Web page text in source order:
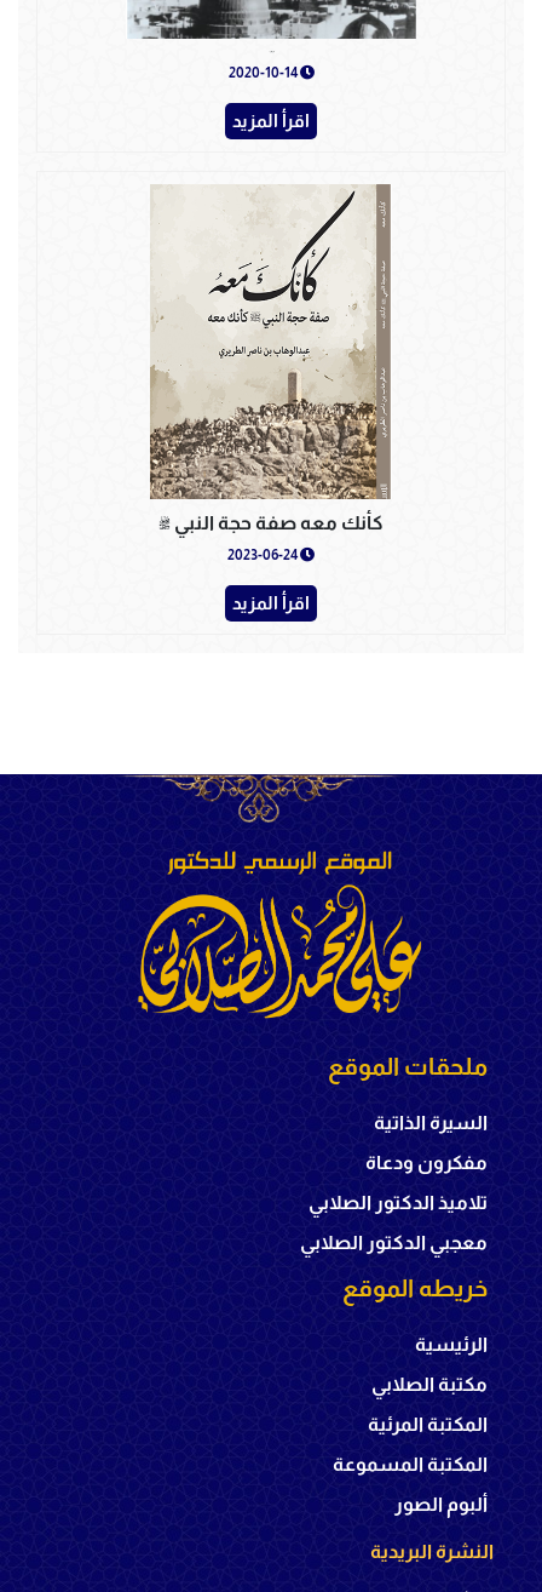
2020-10-14
اقرأ المزيد
كأنك معه صفة حجة النبي ﷺ
2023-06-24
اقرأ المزيد
ملحقات الموقع
السيرة الذاتية
مفكرون ودعاة
تلاميذ الدكتور الصلابي
معجبي الدكتور الصلابي
خريطه الموقع
الرئيسية
مكتبة الصلابي
المكتبة المرئية
المكتبة المسموعة
ألبوم الصور
النشرة البريدية